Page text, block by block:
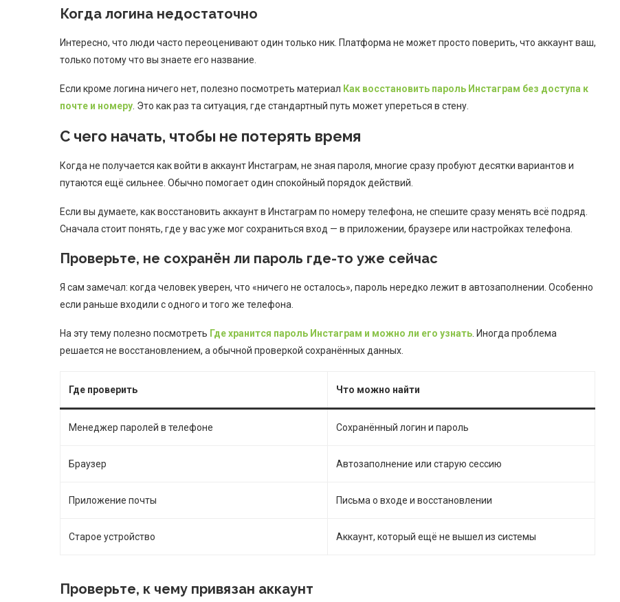
Когда логина недостаточно
Интересно, что люди часто переоценивают один только ник. Платформа не может просто поверить, что аккаунт ваш,
только потому что вы знаете его название.
Если кроме логина ничего нет, полезно посмотреть материал Как восстановить пароль Инстаграм без доступа к
почте и номеру . Это как раз та ситуация, где стандартный путь может упереться в стену.
С чего начать, чтобы не потерять время
Когда не получается как войти в аккаунт Инстаграм, не зная пароля, многие сразу пробуют десятки вариантов и
путаются ещё сильнее. Обычно помогает один спокойный порядок действий.
Если вы думаете, как восстановить аккаунт в Инстаграм по номеру телефона, не спешите сразу менять всё подряд.
Сначала стоит понять, где у вас уже мог сохраниться вход — в приложении, браузере или настройках телефона.
Проверьте, не сохранён ли пароль где-то уже сейчас
Я сам замечал: когда человек уверен, что «ничего не осталось», пароль нередко лежит в автозаполнении. Особенно
если раньше входили с одного и того же телефона.
На эту тему полезно посмотреть Где хранится пароль Инстаграм и можно ли его узнать . Иногда проблема
решается не восстановлением, а обычной проверкой сохранённых данных.
Где проверить Что можно найти
Менеджер паролей в телефоне Сохранённый логин и пароль
Браузер Автозаполнение или старую сессию
Приложение почты Письма о входе и восстановлении
Старое устройство Аккаунт, который ещё не вышел из системы
Проверьте, к чему привязан аккаунт